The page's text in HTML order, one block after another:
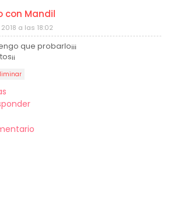
con Mandil
a las 18:02
que probarlo¡¡¡